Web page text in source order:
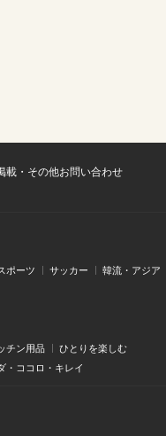
載・その他お問い合わせ
ポーツ サッカー 韓流・アジア
チン用品 ひとりを楽しむ
・ココロ・キレイ